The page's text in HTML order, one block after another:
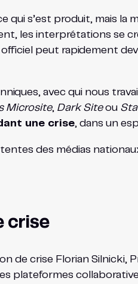
qui s’est produit, mais la
les interprétations se
peut rapidement
avec qui nous
Microsite, Dark Siteou
une crise, dans un
des médias
crise
de crise Florian Silnicki,
plateformes